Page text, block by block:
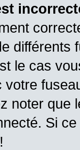
différents
le cas
noter que
Si